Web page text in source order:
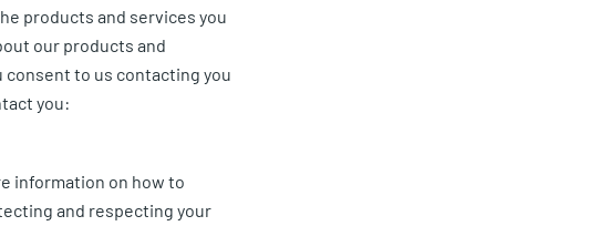
products and services you
our products and
consent to us contacting you
you:
information on how to
and respecting your